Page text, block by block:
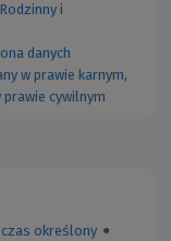
i
danych
w prawie karnym,
prawie cywilnym
określony ●